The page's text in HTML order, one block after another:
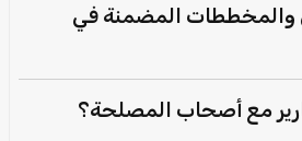
والمخططات المضمنة في
مع أصحاب المصلحة؟